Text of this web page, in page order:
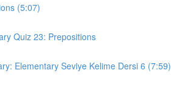
(5:07)
Quiz 23: Prepositions
Elementary Seviye Kelime Dersi 6 (7:59)